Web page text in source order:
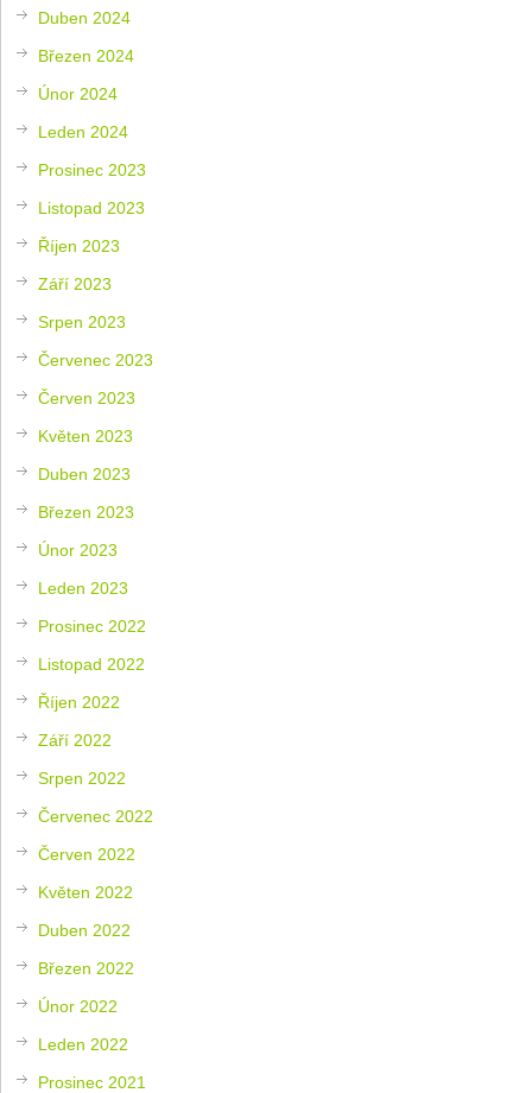
Duben 2024
Březen 2024
Únor 2024
Leden 2024
Prosinec 2023
Listopad 2023
Říjen 2023
Září 2023
Srpen 2023
Červenec 2023
Červen 2023
Květen 2023
Duben 2023
Březen 2023
Únor 2023
Leden 2023
Prosinec 2022
Listopad 2022
Říjen 2022
Září 2022
Srpen 2022
Červenec 2022
Červen 2022
Květen 2022
Duben 2022
Březen 2022
Únor 2022
Leden 2022
Prosinec 2021